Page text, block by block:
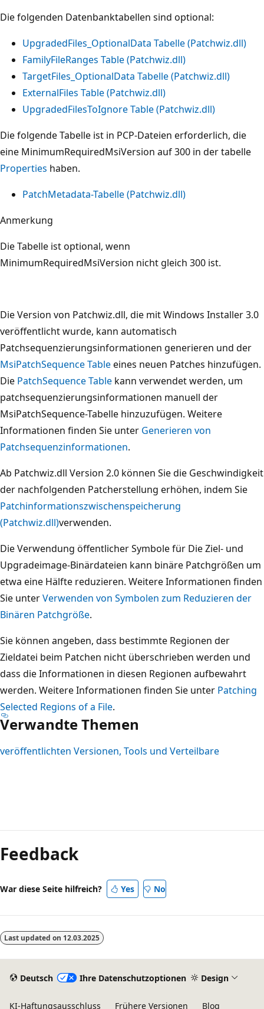
Die folgenden Datenbanktabellen sind optional:
UpgradedFiles_OptionalData Tabelle (Patchwiz.dll)
FamilyFileRanges Table (Patchwiz.dll)
TargetFiles_OptionalData Tabelle (Patchwiz.dll)
ExternalFiles Table (Patchwiz.dll)
UpgradedFilesToIgnore Table (Patchwiz.dll)
Die folgende Tabelle ist in PCP-Dateien erforderlich, die
eine MinimumRequiredMsiVersion auf 300 in der tabelle
Properties haben.
PatchMetadata-Tabelle (Patchwiz.dll)
Anmerkung
Die Tabelle ist optional, wenn
MinimumRequiredMsiVersion nicht gleich 300 ist.
Die Version von Patchwiz.dll, die mit Windows Installer 3.0
veröffentlicht wurde, kann automatisch
Patchsequenzierungsinformationen generieren und der
MsiPatchSequence Tableeines neuen Patches hinzufügen.
Die PatchSequence Table kann verwendet werden, um
patchsequenzierungsinformationen manuell der
MsiPatchSequence-Tabelle hinzuzufügen. Weitere
Informationen finden Sie unter Generieren von
Patchsequenzinformationen.
Ab Patchwiz.dll Version 2.0 können Sie die Geschwindigkeit
der nachfolgenden Patcherstellung erhöhen, indem Sie
Patchinformationszwischenspeicherung
(Patchwiz.dll)verwenden.
Die Verwendung öffentlicher Symbole für Die Ziel- und
Upgradeimage-Binärdateien kann binäre Patchgrößen um
etwa eine Hälfte reduzieren. Weitere Informationen finden
Sie unterVerwenden von Symbolen zum Reduzieren der
Binären Patchgröße.
Sie können angeben, dass bestimmte Regionen der
Zieldatei beim Patchen nicht überschrieben werden und
dass die Informationen in diesen Regionen aufbewahrt
werden. Weitere Informationen finden Sie unter Patching
Selected Regions of a File.
Verwandte Themen
veröffentlichten Versionen, Tools und Verteilbare
deaktiviert
Feedback
War diese Seite hilfreich? Yes No
Last updated on 12.03.2025
Deutsch Ihre Datenschutzoptionen Design
KI-Haftungsausschluss Frühere Versionen Blog